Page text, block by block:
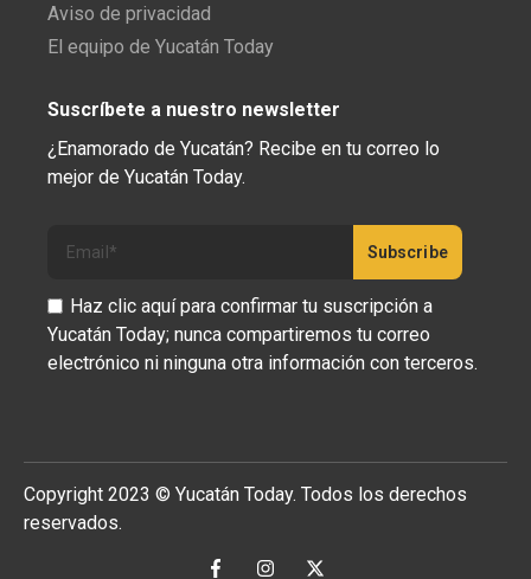
Aviso de privacidad
El equipo de Yucatán Today
Suscríbete a nuestro newsletter
¿Enamorado de Yucatán? Recibe en tu correo lo
mejor de Yucatán Today.
Haz clic aquí para confirmar tu suscripción a
Yucatán Today; nunca compartiremos tu correo
electrónico ni ninguna otra información con terceros.
Copyright 2023 © Yucatán Today. Todos los derechos
reservados.